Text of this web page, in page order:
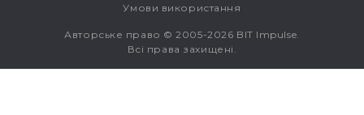
Умови використання
Авторське право © 2005-2026 BIT Impulse.
Всі права захищені.